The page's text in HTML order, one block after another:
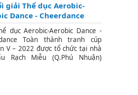
giải Thể dục Aerobic-
Dance - Cheerdance
dục Aerobic-Aerobic Dance -
Toàn thành tranh cúp
V – 2022 được tổ chức tại nhà
Rạch Miễu (Q.Phú Nhuận)